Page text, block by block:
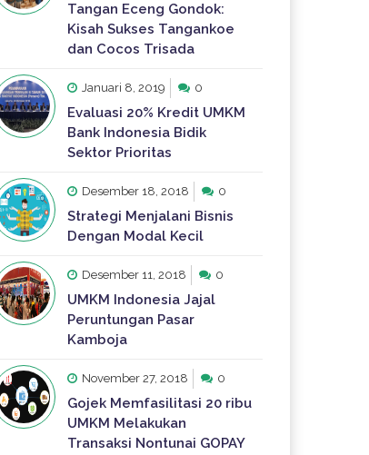
Tangan Eceng Gondok:
Kisah Sukses Tangankoe
dan Cocos Trisada
Januari 8, 2019 0
Evaluasi 20% Kredit UMKM
Bank Indonesia Bidik
Sektor Prioritas
Desember 18, 2018 0
Strategi Menjalani Bisnis
Dengan Modal Kecil
Desember 11, 2018 0
UMKM Indonesia Jajal
Peruntungan Pasar
Kamboja
November 27, 2018 0
Gojek Memfasilitasi 20 ribu
UMKM Melakukan
Transaksi Nontunai GOPAY